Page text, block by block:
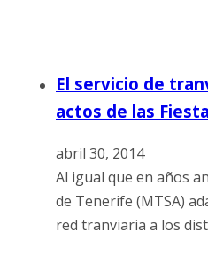
El servicio de
actos de las
abril 30, 2014
Al igual que en años
de Tenerife (MTSA)
red tranviaria a los